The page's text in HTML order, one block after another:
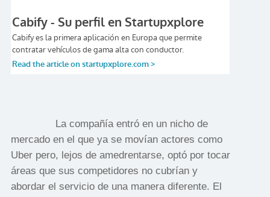
La compañía entró en un nicho de
mercado en el que ya se movían actores como
Uber pero, lejos de amedrentarse, optó por tocar
áreas que sus competidores no cubrían y
abordar el servicio de una manera diferente. El